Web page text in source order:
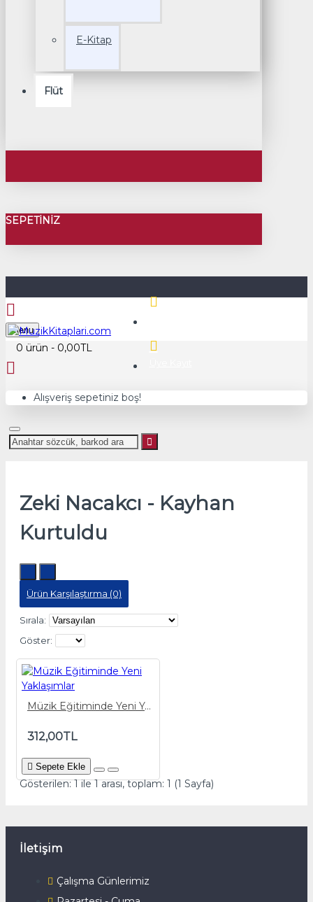
E-Kitap
Flüt
SEPETINIZ
Menu
0 ürün - 0,00TL
Alışveriş sepetiniz boş!
Zeki Nacakcı - Kayhan
Kurtuldu
Ürün Karşılaştırma (0)
Sırala:
Göster:
Müzik Eğitiminde Yeni Yaklaşımlar
312,00TL
Sepete Ekle
Gösterilen: 1 ile 1 arası, toplam: 1 (1 Sayfa)
İletişim
Çalışma Günlerimiz